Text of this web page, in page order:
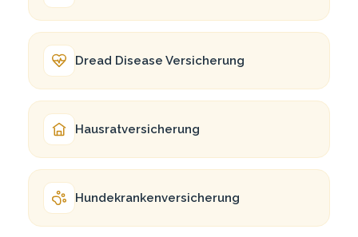
Dread Dise­a­se Versicherung
Haus­rat­ver­si­che­rung
Hundekranken­versicherung